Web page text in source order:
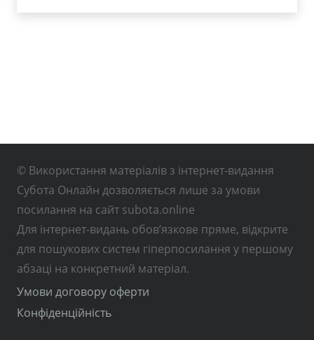
© Використання матеріалів з інтернет-видання
Субота Онлайн дозволяється лише за умови
посилання на сайт subota.online
Для інтернет-видань обов’язкове пряме, відкрите
для пошукових систем гіперпосилання у першому
абзаці на конкретний матеріал.
Умови договору оферти
Конфіденційність